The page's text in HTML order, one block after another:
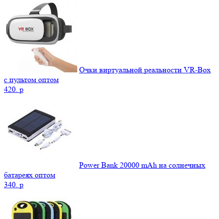
Очки виртуальной реальности VR-Box
с пультом оптом
420. p
Power Bank 20000 mAh на солнечных
батареях оптом
340. p